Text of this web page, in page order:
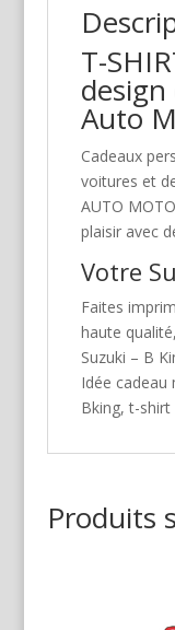
T-
Auto
Cadeaux
voitures et
AUTO
plaisir avec
Votre
Faites
haute
Suzuki – B
Idée cadeau
Bking, t-shirt
Produits